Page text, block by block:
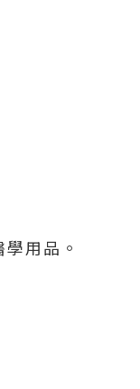
用品。